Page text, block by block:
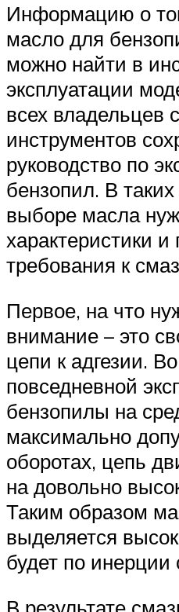
Информацию о
масло для
можно найти в
эксплуатации
всех владельцев
инструментов
руководство по
бензопил. В
выборе масла
характеристики и
требования к
Первое, на что
внимание – это
цепи к адгезии.
повседневной
бензопилы на
максимально
оборотах, цепь
на довольно
Таким образом
выделяется
будет по инерции